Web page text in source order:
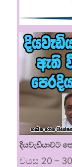
දියවැඩියාවට
වයස 20 –